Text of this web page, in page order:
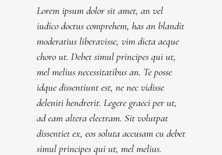
Lorem ipsum dolor sit amet, an vel
iudico doctus comprehem, has an blandit
moderatius liberavisse, vim dicta aeque
choro ut. Debet simul principes qui ut,
mel melius necessitatibus an. Te posse
idque dissentiunt est, ne nec vidisse
deleniti hendrerit. Legere graeci per ut,
ad eam altera electram. Sit volutpat
dissentiet ex, eos soluta accusam cu debet
simul principes qui ut, mel melius.